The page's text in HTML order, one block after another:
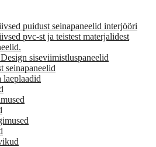
puidust seinapaneelid interjööri
pvc-st ja teistest materjalidest
siseviimistluspaneelid
seinapaneelid
laeplaadid